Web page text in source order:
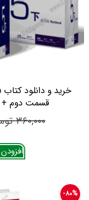
قسمت دوم +
۳۶۰,۰۰۰
۸۰%-